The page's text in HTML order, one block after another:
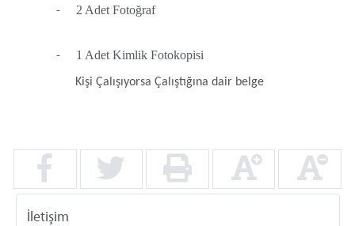
- 2 Adet Fotoğraf
- 1 Adet Kimlik Fotokopisi
Kişi Çalışıyorsa Çalıştığına dair belge
İletişim